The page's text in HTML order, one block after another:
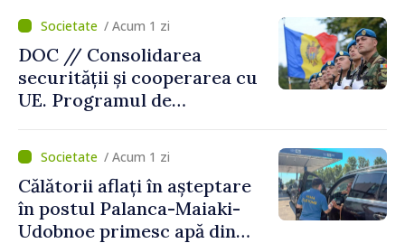
/ Acum 1 zi
DOC // Consolidarea
securității și cooperarea cu
UE. Programul de
Naționale de Apărare pentru
perioada 2024–2034,
publicat în Monitorul Oficial
/ Acum 1 zi
Călătorii aflați în așteptare
în postul Palanca-Maiaki-
Udobnoe primesc apă din